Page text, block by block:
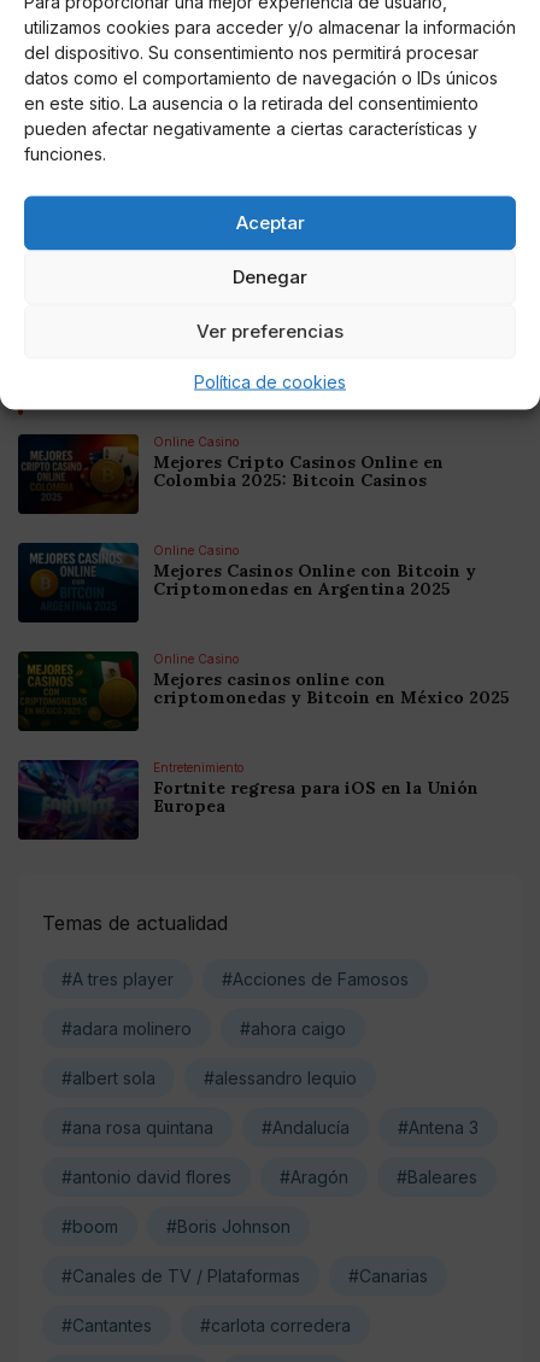
utilizamos cookies para acceder y/o almacenar la información
del dispositivo. Su consentimiento nos permitirá procesar
datos como el comportamiento de navegación o IDs únicos
en este sitio. La ausencia o la retirada del consentimiento
pueden afectar negativamente a ciertas características y
funciones.
Aceptar
Denegar
Ver preferencias
Política de cookies
Marianny Perez
Acelera el crecimiento del cabello con un
excelente hidratante nocturno
Si quieres conocer los beneficios que aportan estos
Noticias relacionadas
Online Casino
Mejores Cripto Casinos Online en
Colombia 2025: Bitcoin Casinos
Online Casino
Mejores Casinos Online con Bitcoin y
Criptomonedas en Argentina 2025
Online Casino
Mejores casinos online con
criptomonedas y Bitcoin en México 2025
Entretenimiento
Fortnite regresa para iOS en la Unión
Europea
Temas de actualidad
#A tres player #Acciones de Famosos
#adara molinero #ahora caigo
#albert sola #alessandro lequio
#ana rosa quintana #Andalucía #Antena 3
#antonio david flores #Aragón #Baleares
#boom #Boris Johnson
#Canales de TV / Plataformas #Canarias
#Cantantes #carlota corredera